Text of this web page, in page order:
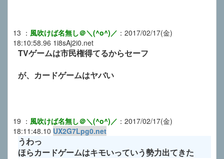
13 ： 風吹けば名無し＠＼(^o^)／ ： 2017/02/17(金)
18:10:58.96 1i8sAj2i0.net
TVゲームは市民権得てるからセーフ
が、カードゲームはヤバい
19 ： 風吹けば名無し＠＼(^o^)／ ： 2017/02/17(金)
18:11:48.10 UX2G7Lpg0.net
うわっ
ほらカードゲームはキモいっていう勢力出てきた